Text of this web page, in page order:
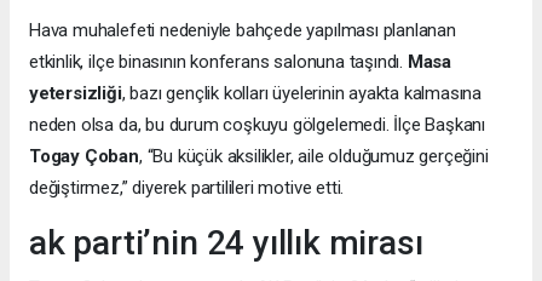
Hava muhalefeti nedeniyle bahçede yapılması planlanan
etkinlik, ilçe binasının konferans salonuna taşındı. Masa
yetersizliği, bazı gençlik kolları üyelerinin ayakta kalmasına
neden olsa da, bu durum coşkuyu gölgelemedi. İlçe Başkanı
Togay Çoban, “Bu küçük aksilikler, aile olduğumuz gerçeğini
değiştirmez,” diyerek partilileri motive etti.
ak parti’nin 24 yıllık mirası